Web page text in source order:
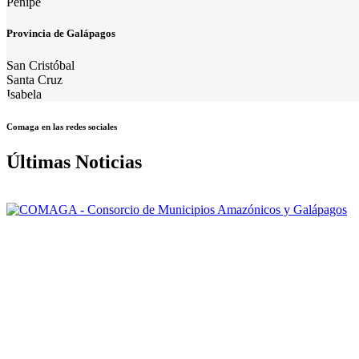
Provincia de Galápagos
San Cristóbal
Santa Cruz
Isabela
Comaga en las redes sociales
Últimas Noticias